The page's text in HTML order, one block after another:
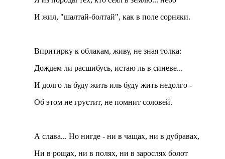
И жил, "шалтай-болтай", как в поле сорняки.
Впритирку к облакам, живу, не зная толка:
Дождем ли расшибусь, истаю ль в синеве...
И долго ль буду жить иль буду жить недолго -
Об этом не грустит, не помнит соловей.
А слава... Но нигде - ни в чащах, ни в дубравах,
Ни в рощах, ни в полях, ни в зарослях болот